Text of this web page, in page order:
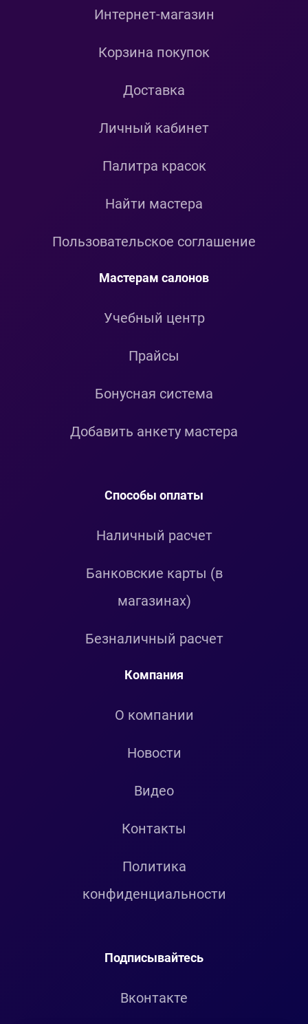
Интернет-магазин
Корзина покупок
Доставка
Личный кабинет
Палитра красок
Найти мастера
Пользовательское соглашение
Мастерам салонов
Учебный центр
Прайсы
Бонусная система
Добавить анкету мастера
Способы оплаты
Наличный расчет
Банковские карты (в
магазинах)
Безналичный расчет
Компания
О компании
Новости
Видео
Контакты
Политика
конфиденциальности
Подписывайтесь
Вконтакте